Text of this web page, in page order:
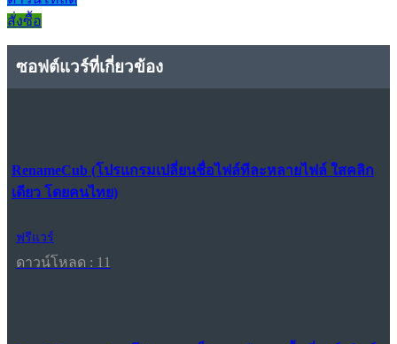
สั่งซื้อ
ซอฟต์แวร์ที่เกี่ยวข้อง
RenameCub (โปรแกรมเปลี่ยนชื่อไฟล์ทีละหลายไฟล์ ใสคลิก
เดียว โดยคนไทย)
ฟรีแวร์
ดาวน์โหลด : 11